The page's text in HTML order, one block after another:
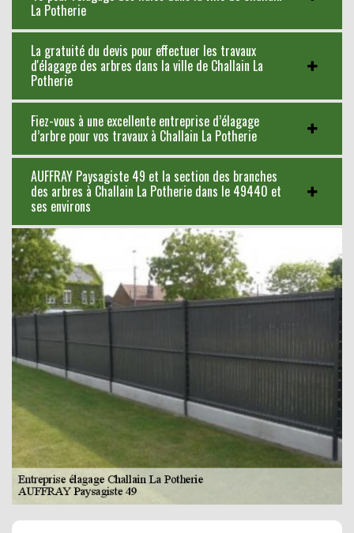
La Potherie
La gratuité du devis pour effectuer les travaux
d'élagage des arbres dans la ville de Challain La
Potherie
Fiez-vous à une excellente entreprise d’élagage
d’arbre pour vos travaux à Challain La Potherie
AUFFRAY Paysagiste 49 et la section des branches
des arbres à Challain La Potherie dans le 49440 et
ses environs